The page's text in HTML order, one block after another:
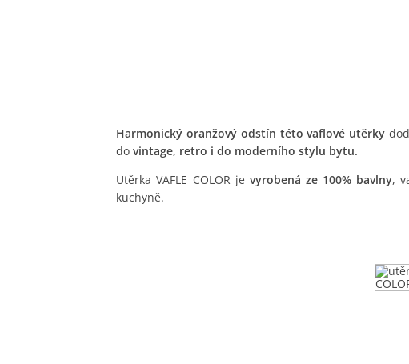
Harmonický oranžový odstín této vaflové utěrky
dovintage, retro i do moderního stylu bytu.
Utěrka VAFLE COLOR je vyrobená ze 100% bavlny,
kuchyně.